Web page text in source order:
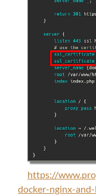
https://
docker-nginx-